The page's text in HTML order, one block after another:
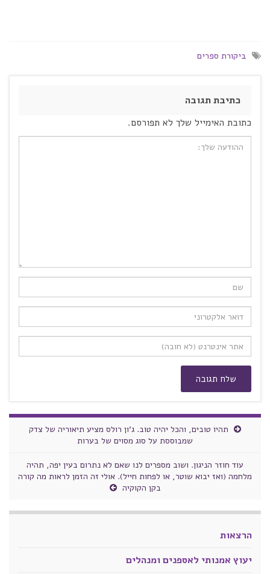
ביקורת ספרים
כתיבת תגובה
כתובת האימייל שלך לא תפורסם.
תהיו טובים, והכל יהיה טוב. ג'ון רולס מציע תיאוריה של צדק
שמבוססת על סוג מסוים של בערות
עוד חוזר הניגון. ושוב מספרים לנו שאם לא נתרום בעין יפה, תהיה
מלחמה (ואז יבוא שוטר, או לפחות חייל). אולי זה הזמן לראות מה קורה
בקן הקוקיה
הרצאות
יעוץ אמנותי לאספנים ומנהלים